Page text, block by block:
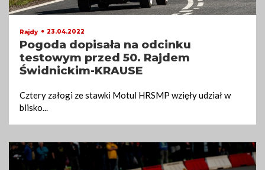
Rajdy 23.04.2022
Pogoda dopisała na odcinku
testowym przed 50. Rajdem
Świdnickim-KRAUSE
Cztery załogi ze stawki Motul HRSMP wzięły udział w
blisko...